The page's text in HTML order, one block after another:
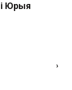
і Юрыя
›